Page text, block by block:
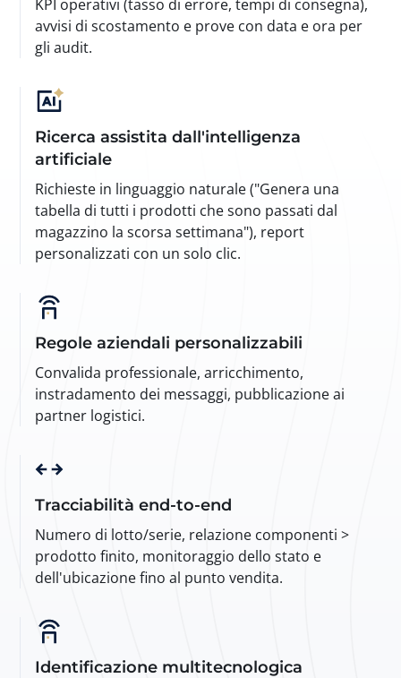
KPI operativi (tasso di errore, tempi di consegna),
avvisi di scostamento e prove con data e ora per
gli audit.
Ricerca assistita dall'intelligenza
artificiale
Richieste in linguaggio naturale ("Genera una
tabella di tutti i prodotti che sono passati dal
magazzino la scorsa settimana"), report
personalizzati con un solo clic.
Regole aziendali personalizzabili
Convalida professionale, arricchimento,
instradamento dei messaggi, pubblicazione ai
partner logistici.
Tracciabilità end-to-end
Numero di lotto/serie, relazione componenti >
prodotto finito, monitoraggio dello stato e
dell'ubicazione fino al punto vendita.
Identificazione multitecnologica